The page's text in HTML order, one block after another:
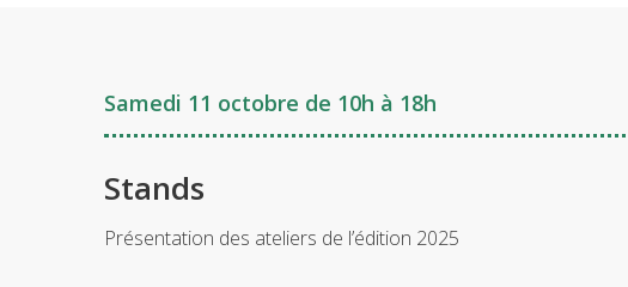
Samedi 11 octobre de 10h à 18h
Stands
Présentation des ateliers de l’édition 2025